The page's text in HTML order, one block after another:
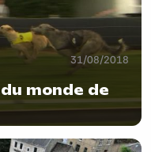
31/08/2018
monde de